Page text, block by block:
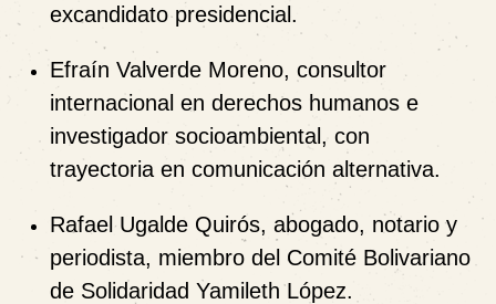
excandidato presidencial.
Efraín Valverde Moreno, consultor
internacional en derechos humanos e
investigador socioambiental, con
trayectoria en comunicación alternativa.
Rafael Ugalde Quirós, abogado, notario y
periodista, miembro del Comité Bolivariano
de Solidaridad Yamileth López.